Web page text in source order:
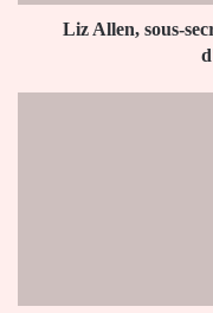
Liz Allen, sous-